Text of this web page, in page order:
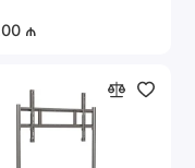
₼